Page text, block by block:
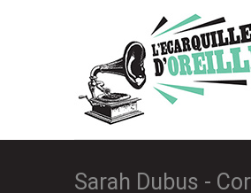
Sarah Dubus -